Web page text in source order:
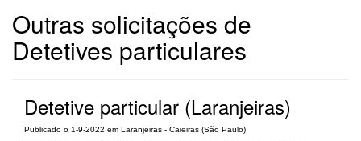
Outras solicitações de
Detetives particulares
Detetive particular (Laranjeiras)
Publicado o 1-9-2022 em Laranjeiras - Caieiras (São Paulo)